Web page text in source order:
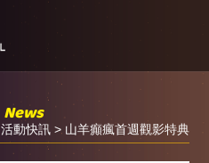
News
活動快訊> 山羊癲瘋首週觀影特典